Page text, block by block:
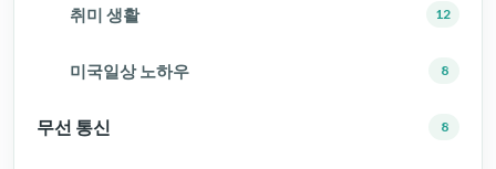
취미 생활 12
미국일상 노하우 8
무선 통신 8